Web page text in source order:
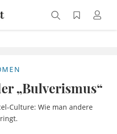
„Bulverismus“
Culture: Wie man andere